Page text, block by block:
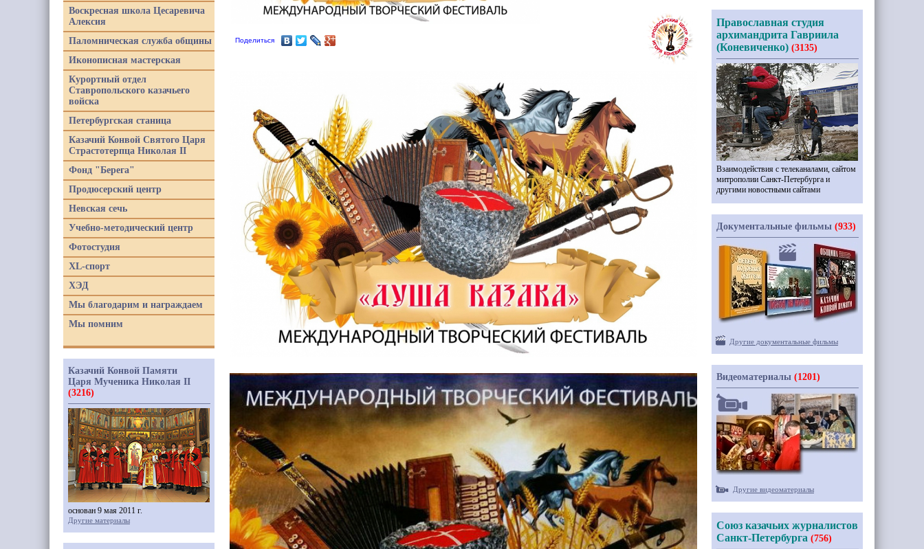
Поделиться
Воскресная школа Цесаревича
Алексия
Паломническая служба общины
Иконописная мастерская
Курортный отдел
Ставропольского казачьего
войска
Петербургская станица
Казачий Конвой Святого Царя
Страстотерпца Николая II
Фонд "Берега"
Продюсерский центр
Невская сечь
Учебно-методический центр
Фотостудия
XL-спорт
ХЭД
Мы благодарим и награждаем
Мы помним
Казачий Конвой Памяти
Царя Мученика Николая II
(3216)
основан 9 мая 2011 г.
Другие материалы
Православная студия
архимандрита Гавриила
(Коневиченко) (3135)
Взаимодействия с телеканалами, сайтом
митрополии Санкт-Петербурга и
другими новостными сайтами
Документальные фильмы (933)
Другие документальные фильмы
Видеоматериалы (1201)
Другие видеоматериалы
Союз казачьих журналистов
Санкт-Петербурга (756)